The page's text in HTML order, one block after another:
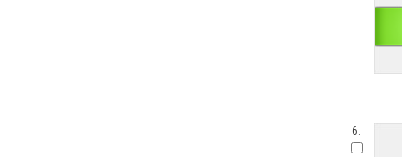
6.